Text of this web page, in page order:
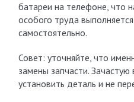
батареи на телефоне, что
особого труда
самостоятельно.
Совет: уточняйте, что
замены запчасти.
установить деталь и не